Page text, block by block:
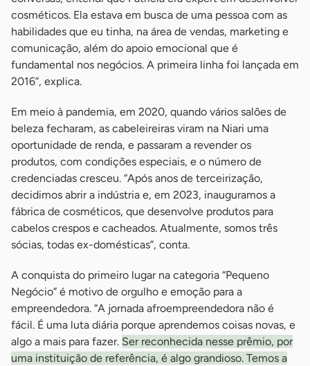
cosméticos. Ela estava em busca de uma pessoa com as
habilidades que eu tinha, na área de vendas, marketing e
comunicação, além do apoio emocional que é
fundamental nos negócios. A primeira linha foi lançada em
2016”, explica.
Em meio à pandemia, em 2020, quando vários salões de
beleza fecharam, as cabeleireiras viram na Niari uma
oportunidade de renda, e passaram a revender os
produtos, com condições especiais, e o número de
credenciadas cresceu. “Após anos de terceirização,
decidimos abrir a indústria e, em 2023, inauguramos a
fábrica de cosméticos, que desenvolve produtos para
cabelos crespos e cacheados. Atualmente, somos três
sócias, todas ex-domésticas”, conta.
A conquista do primeiro lugar na categoria “Pequeno
Negócio” é motivo de orgulho e emoção para a
empreendedora. “A jornada afroempreendedora não é
fácil. É uma luta diária porque aprendemos coisas novas, e
algo a mais para fazer. Ser reconhecida nesse prêmio, por
uma instituição de referência, é algo grandioso. Temos a